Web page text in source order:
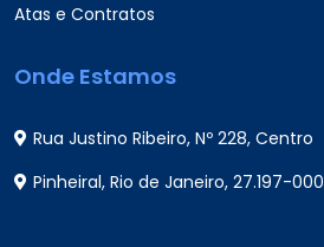
Atas e Contratos
Onde Estamos
Rua Justino Ribeiro, Nº 228, Centro
Pinheiral, Rio de Janeiro, 27.197-000